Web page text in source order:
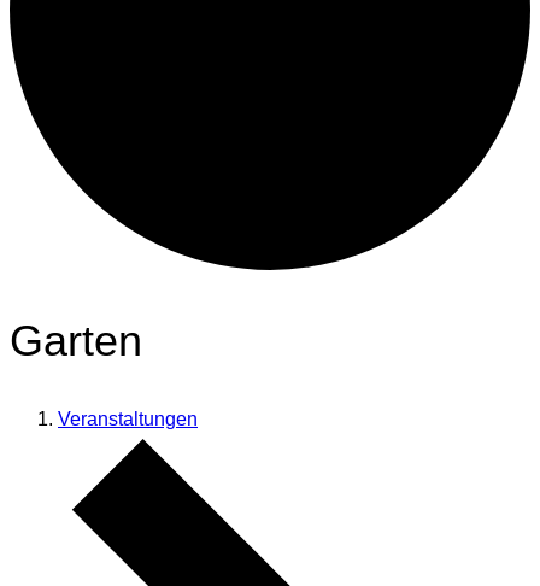
Garten
Veranstaltungen